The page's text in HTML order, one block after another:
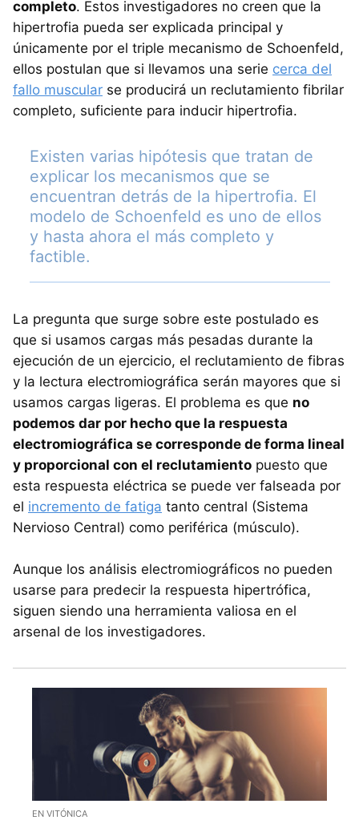
completo. Estos investigadores no creen que la
hipertrofia pueda ser explicada principal y
únicamente por el triple mecanismo de Schoenfeld,
ellos postulan que si llevamos una serie cerca del
fallo muscular se producirá un reclutamiento fibrilar
completo, suficiente para inducir hipertrofia.
Existen varias hipótesis que tratan de
explicar los mecanismos que se
encuentran detrás de la hipertrofia. El
modelo de Schoenfeld es uno de ellos
y hasta ahora el más completo y
factible.
La pregunta que surge sobre este postulado es
que si usamos cargas más pesadas durante la
ejecución de un ejercicio, el reclutamiento de fibras
y la lectura electromiográfica serán mayores que si
usamos cargas ligeras. El problema es que no
podemos dar por hecho que la respuesta
electromiográfica se corresponde de forma lineal
y proporcional con el reclutamiento puesto que
esta respuesta eléctrica se puede ver falseada por
el incremento de fatiga tanto central (Sistema
Nervioso Central) como periférica (músculo).
Aunque los análisis electromiográficos no pueden
usarse para predecir la respuesta hipertrófica,
siguen siendo una herramienta valiosa en el
arsenal de los investigadores.
EN VITÓNICA